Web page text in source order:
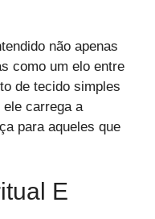
não apenas
como um elo entre
de tecido simples
carrega a
para aqueles que
E